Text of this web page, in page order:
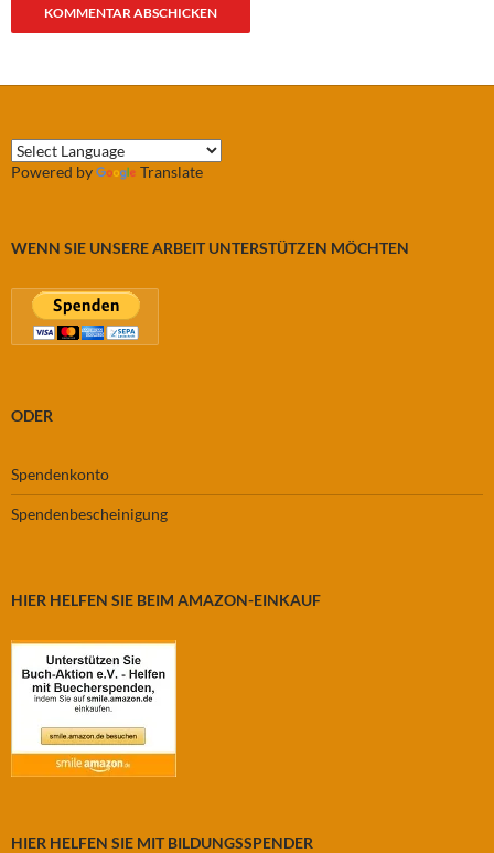
Powered by Translate
WENN SIE UNSERE ARBEIT UNTERSTÜTZEN MÖCHTEN
ODER
Spendenkonto
Spendenbescheinigung
HIER HELFEN SIE BEIM AMAZON-EINKAUF
HIER HELFEN SIE MIT BILDUNGSSPENDER